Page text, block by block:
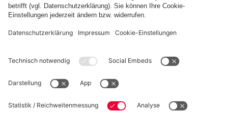
WIDERRUF
Datenschutz